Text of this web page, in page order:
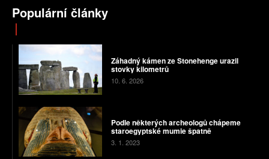
Populární články
Záhadný kámen ze Stonehenge urazil
stovky kilometrů
10. 6. 2026
Podle některých archeologů chápeme
staroegyptské mumie špatně
3. 1. 2023